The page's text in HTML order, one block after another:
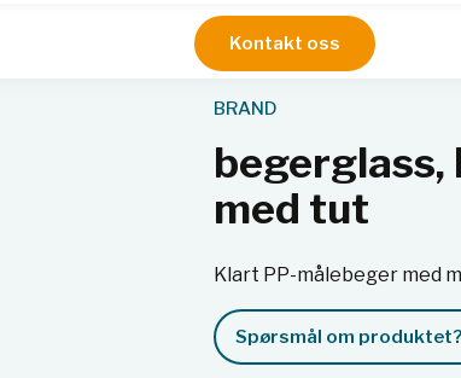
Kontakt oss
Begere begerglass, kort form,
BRAND
begerglass,
med tut
Klart PP-målebeger med
Spørsmål om